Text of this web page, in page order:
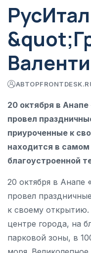
АВТОР
20 октября в
провел
приуроченные к
находится в
благоустроенной
20 октября в Анапе
провел
к своему
центре города, на
парковой зоны, в